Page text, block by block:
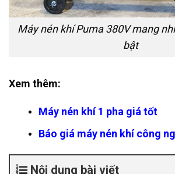
Máy nén khí Puma 380V mang
bật
Xem thêm:
Máy nén khí 1 pha giá tốt
Báo giá máy nén khí công
Nội dung bài viết